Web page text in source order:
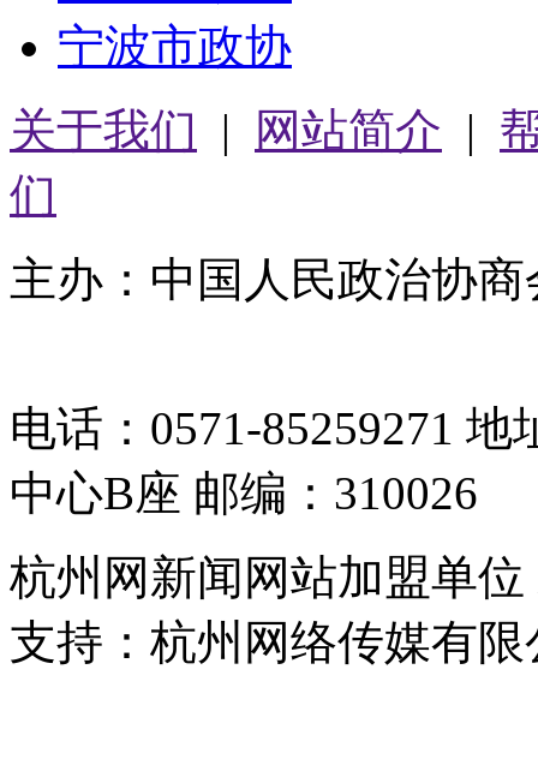
宁波市政协
关于我们 | 网站简介 |
们
主办：中国人民政治协
电话：0571-85259271
中心B座 邮编：310026
杭州网新闻网站加盟单
支持：杭州网络传媒有限